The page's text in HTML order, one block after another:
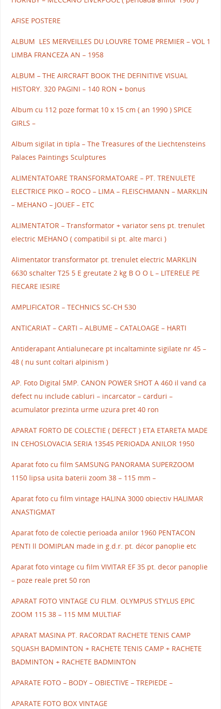
AFISE POSTERE
ALBUM LES MERVEILLES DU LOUVRE TOME PREMIER – VOL 1
LIMBA FRANCEZA AN – 1958
ALBUM – THE AIRCRAFT BOOK THE DEFINITIVE VISUAL
HISTORY. 320 PAGINI – 140 RON + bonus
Album cu 112 poze format 10 x 15 cm ( an 1990 ) SPICE
GIRLS –
Album sigilat in tipla – The Treasures of the Liechtensteins
Palaces Paintings Sculptures
ALIMENTATOARE TRANSFORMATOARE – PT. TRENULETE
ELECTRICE PIKO – ROCO – LIMA – FLEISCHMANN – MARKLIN
– MEHANO – JOUEF – ETC
ALIMENTATOR – Transformator + variator sens pt. trenulet
electric MEHANO ( compatibil si pt. alte marci )
Alimentator transformator pt. trenulet electric MARKLIN
6630 schalter T25 5 E greutate 2 kg B O O L – LITERELE PE
FIECARE IESIRE
AMPLIFICATOR – TECHNICS SC-CH 530
ANTICARIAT – CARTI – ALBUME – CATALOAGE – HARTI
Antiderapant Antialunecare pt incaltaminte sigilate nr 45 –
48 ( nu sunt coltari alpinism )
AP. Foto Digital 5MP. CANON POWER SHOT A 460 il vand ca
defect nu include cabluri – incarcator – carduri –
acumulator prezinta urme uzura pret 40 ron
APARAT FORTO DE COLECTIE ( DEFECT ) ETA ETARETA MADE
IN CEHOSLOVACIA SERIA 13545 PERIOADA ANILOR 1950
Aparat foto cu film SAMSUNG PANORAMA SUPERZOOM
1150 lipsa usita baterii zoom 38 – 115 mm –
Aparat foto cu film vintage HALINA 3000 obiectiv HALIMAR
ANASTIGMAT
Aparat foto de colectie perioada anilor 1960 PENTACON
PENTI ll DOMIPLAN made in g.d.r. pt. décor panoplie etc
Aparat foto vintage cu film VIVITAR EF 35 pt. decor panoplie
– poze reale pret 50 ron
APARAT FOTO VINTAGE CU FILM. OLYMPUS STYLUS EPIC
ZOOM 115 38 – 115 MM MULTIAF
APARAT MASINA PT. RACORDAT RACHETE TENIS CAMP
SQUASH BADMINTON + RACHETE TENIS CAMP + RACHETE
BADMINTON + RACHETE BADMINTON
APARATE FOTO – BODY – OBIECTIVE – TREPIEDE –
APARATE FOTO BOX VINTAGE